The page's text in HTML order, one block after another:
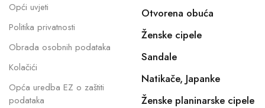
Opći uvjeti
Politika privatnosti
Obrada osobnih podataka
Kolačići
Opća uredba EZ o zaštiti
podataka
Otvorena obuća
Ženske cipele
Sandale
Natikače, Japanke
Ženske planinarske cipele